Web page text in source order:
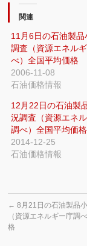
関連
11月6日の石油製品
調査（資源エネル
べ）全国平均価格
2006-11-08
石油価格情報
12月22日の石油製
況調査（資源エネ
調べ）全国平均価格
2014-12-25
石油価格情報
← 8月21日の石油製品
（資源エネルギー庁調
格